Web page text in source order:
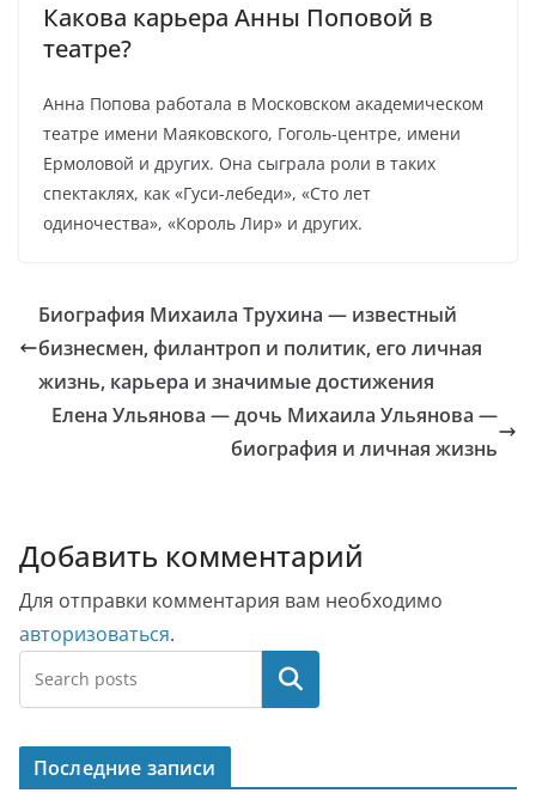
Какова карьера Анны Поповой в
театре?
Анна Попова работала в Московском академическом
театре имени Маяковского, Гоголь-центре, имени
Ермоловой и других. Она сыграла роли в таких
спектаклях, как «Гуси-лебеди», «Сто лет
одиночества», «Король Лир» и других.
Биография Михаила Трухина — известный
бизнесмен, филантроп и политик, его личная
жизнь, карьера и значимые достижения
Елена Ульянова — дочь Михаила Ульянова —
биография и личная жизнь
Добавить комментарий
Для отправки комментария вам необходимо
авторизоваться.
Поиск
Последние записи